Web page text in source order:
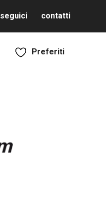
seguici contatti
Preferiti